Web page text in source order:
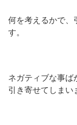
何を考えるかで、
す。
ネガティブな事ば
引き寄せてしまい